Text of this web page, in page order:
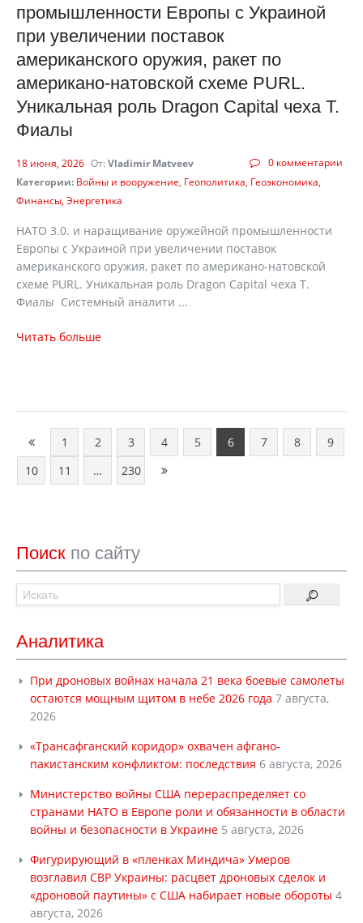
промышленности Европы с Украиной
при увеличении поставок
американского оружия, ракет по
американо-натовской схеме PURL.
Уникальная роль Dragon Capital чеха Т.
Фиалы
0 комментарии
18 июня, 2026 От: Vladimir Matveev
Категории: Войны и вооружение Геополитика Геоэкономика
Финансы Энергетика
НАТО 3.0. и наращивание оружейной промышленности
Европы с Украиной при увеличении поставок
американского оружия, ракет по американо-натовской
схеме PURL. Уникальная роль Dragon Capital чеха Т.
Фиалы Системный аналити ...
Читать больше
1 2 3 4 5 6 7 8
9
10
11 … 230
Поиск по сайту
Аналитика
При дроновых войнах начала 21 века боевые самолеты
остаются мощным щитом в небе 2026 года 7 августа,
2026
«Трансафганский коридор» охвачен афгано-
пакистанским конфликтом: последствия 6 августа, 2026
Министерство войны США перераспределяет со
странами НАТО в Европе роли и обязанности в области
войны и безопасности в Украине 5 августа, 2026
Фигурирующий в «пленках Миндича» Умеров
возглавил СВР Украины: расцвет дроновых сделок и
«дроновой паутины» с США набирает новые обороты 4
августа, 2026